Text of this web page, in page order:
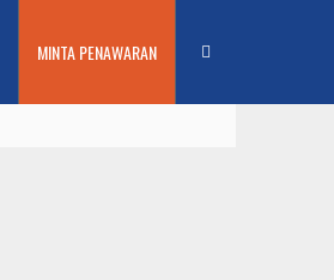
MINTA PENAWARAN